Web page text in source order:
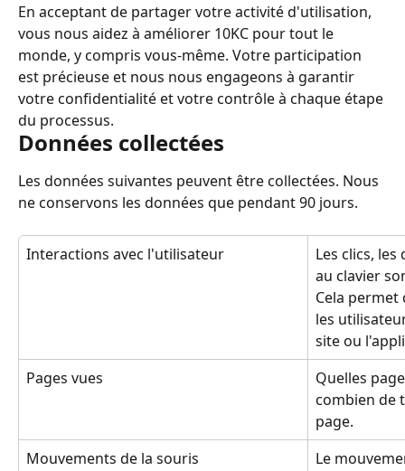
En acceptant de partager votre activité d'utilisation,
vous nous aidez à améliorer 10KC pour tout le
monde, y compris vous-même. Votre participation
est précieuse et nous nous engageons à garantir
votre confidentialité et votre contrôle à chaque étape
du processus.
Données collectées
Les données suivantes peuvent être collectées. Nous
ne conservons les données que pendant 90 jours.
Interactions avec l'utilisateur
Les clics,
au clavier
Cela
les
site ou
Pages vues
Quelles
combien de
page.
Mouvements de la souris
Le